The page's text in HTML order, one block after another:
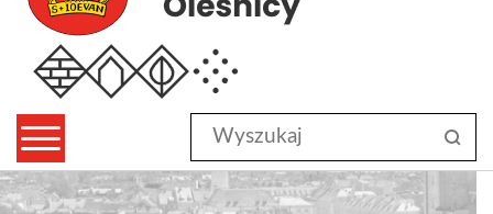
Wyszukaj
w
serwisie